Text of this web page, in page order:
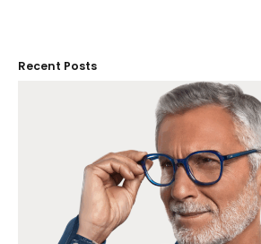
Recent Posts